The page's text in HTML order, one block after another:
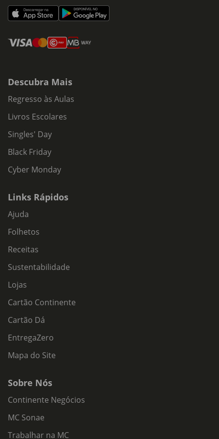
Descubra Mais
Regresso às Aulas
Livros Escolares
Singles' Day
Black Friday
Cyber Monday
Links Rápidos
Ajuda
Folhetos
Receitas
Sustentabilidade
Lojas
Cartão Continente
Cartão Dá
EntregaZero
Mapa do Site
Sobre Nós
Continente Negócios
MC Sonae
Trabalhar na MC